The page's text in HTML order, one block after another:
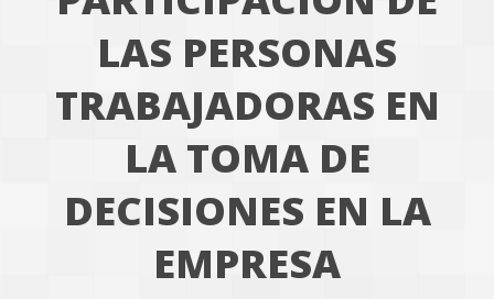
LAS PERSONAS
TRABAJADORAS EN
LA TOMA DE
DECISIONES EN LA
EMPRESA